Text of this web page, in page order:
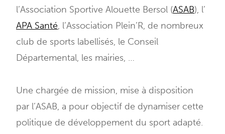
l’Association Sportive Alouette Bersol (ASAB), l’
APA Santé, l’Association Plein’R, de nombreux
club de sports labellisés, le Conseil
Départemental, les mairies, …
Une chargée de mission, mise à disposition
par l’ASAB, a pour objectif de dynamiser cette
politique de développement du sport adapté.